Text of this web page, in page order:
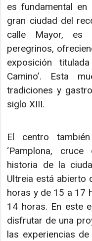
es fundamental en
gran ciudad del
calle Mayor, es
peregrinos,
exposición
Camino’. Esta
tradiciones y
siglo XIII.
El centro
‘Pamplona,
historia de la
Ultreia está abierto
horas y de 15 a 17
14 horas. En este
disfrutar de una
las experiencias